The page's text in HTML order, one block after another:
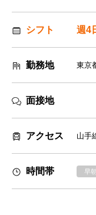
シフト 週4
勤務地 東京
面接地
アクセス 山手
時間帯 早朝